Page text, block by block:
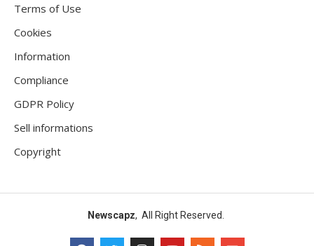
Terms of Use
Cookies
Information
Compliance
GDPR Policy
Sell informations
Copyright
Newscapz, All Right Reserved.